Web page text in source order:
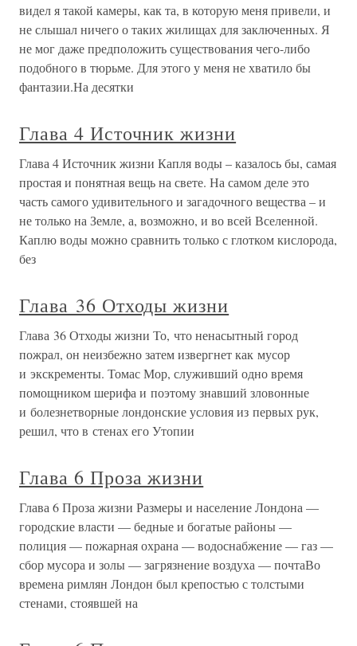
видел я такой камеры, как та, в которую меня привели, и
не слышал ничего о таких жилищах для заключенных. Я
не мог даже предположить существования чего-либо
подобного в тюрьме. Для этого у меня не хватило бы
фантазии.На десятки
Глава 4 Источник жизни
Глава 4 Источник жизни Капля воды – казалось бы, самая
простая и понятная вещь на свете. На самом деле это
часть самого удивительного и загадочного вещества – и
не только на Земле, а, возможно, и во всей Вселенной.
Каплю воды можно сравнить только с глотком кислорода,
без
Глава 36 Отходы жизни
Глава 36 Отходы жизни То, что ненасытный город
пожрал, он неизбежно затем извергнет как мусор
и экскременты. Томас Мор, служивший одно время
помощником шерифа и поэтому знавший зловонные
и болезнетворные лондонские условия из первых рук,
решил, что в стенах его Утопии
Глава 6 Проза жизни
Глава 6 Проза жизни Размеры и население Лондона —
городские власти — бедные и богатые районы —
полиция — пожарная охрана — водоснабжение — газ —
сбор мусора и золы — загрязнение воздуха — почтаВо
времена римлян Лондон был крепостью с толстыми
стенами, стоявшей на